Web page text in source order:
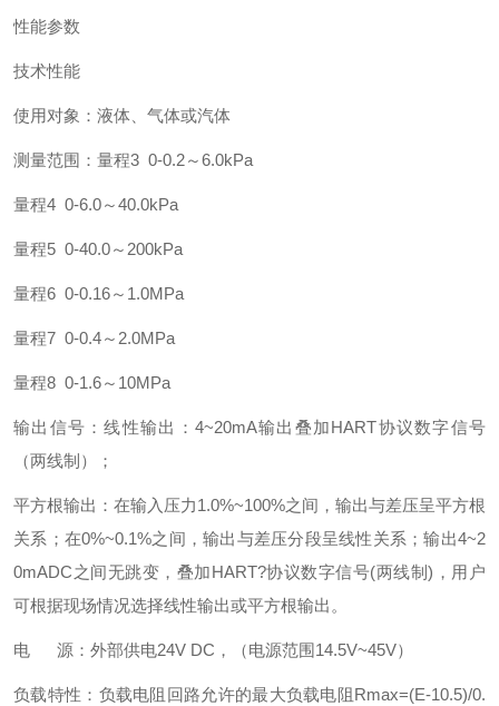
性能参数
技术性能
使用对象：液体、气体或汽体
测量范围：量程3 0-0.2～6.0kPa
量程4 0-6.0～40.0kPa
量程5 0-40.0～200kPa
量程6 0-0.16～1.0MPa
量程7 0-0.4～2.0MPa
量程8 0-1.6～10MPa
输出信号：线性输出：4~20mA输出叠加HART协议数字信号
（两线制）；
平方根输出：在输入压力1.0%~100%之间，输出与差压呈平方根
关系；在0%~0.1%之间，输出与差压分段呈线性关系；输出4~2
0mADC之间无跳变，叠加HART?协议数字信号(两线制)，用户
可根据现场情况选择线性输出或平方根输出。
电 源：外部供电24V DC，（电源范围14.5V~45V）
负载特性：负载电阻回路允许的最大负载电阻Rmax=(E-10.5)/0.